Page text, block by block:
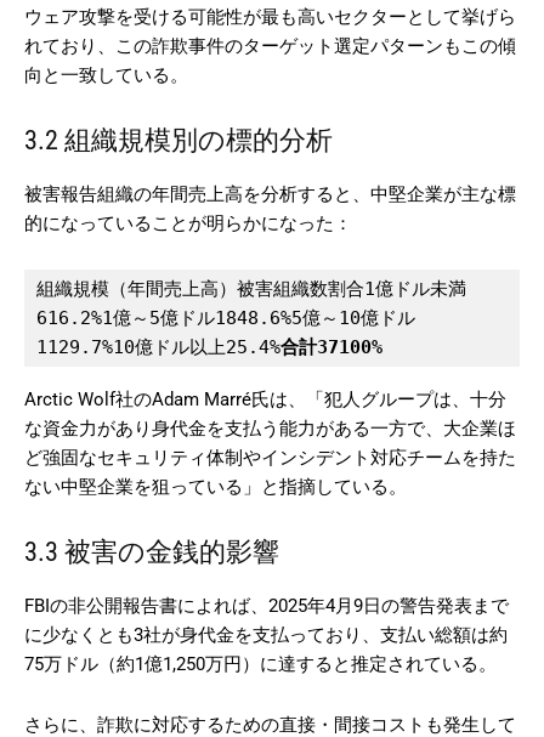
ウェア攻撃を受ける可能性が最も高いセクターとして挙げら
れており、この詐欺事件のターゲット選定パターンもこの傾
向と一致している。
3.2 組織規模別の標的分析
被害報告組織の年間売上高を分析すると、中堅企業が主な標
的になっていることが明らかになった：
組織規模（年間売上高）被害組織数割合1億ドル未満
616.2%1億～5億ドル1848.6%5億～10億ドル
1129.7%10億ドル以上25.4%合計37100%
Arctic Wolf社のAdam Marré氏は、「犯人グループは、十分
な資金力があり身代金を支払う能力がある一方で、大企業ほ
ど強固なセキュリティ体制やインシデント対応チームを持た
ない中堅企業を狙っている」と指摘している。
3.3 被害の金銭的影響
FBIの非公開報告書によれば、2025年4月9日の警告発表まで
に少なくとも3社が身代金を支払っており、支払い総額は約
75万ドル（約1億1,250万円）に達すると推定されている。
さらに、詐欺に対応するための直接・間接コストも発生して